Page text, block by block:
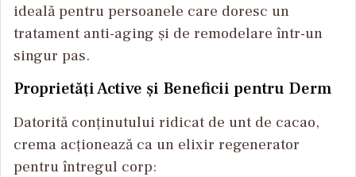
ideală pentru persoanele care doresc un
tratament anti-aging și de remodelare într-un
singur pas.
Proprietăți Active și Beneficii pentru Derm
Datorită conținutului ridicat de unt de cacao,
crema acționează ca un elixir regenerator
pentru întregul corp: